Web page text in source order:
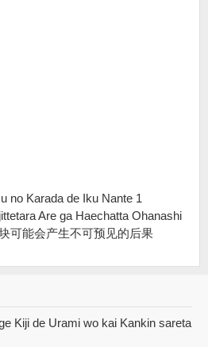
no Karada de Iku Nante 1
Are ga Haechatta Ohanashi
可能会产生不可预见的后果
Kiji de Urami wo kai Kankin sareta